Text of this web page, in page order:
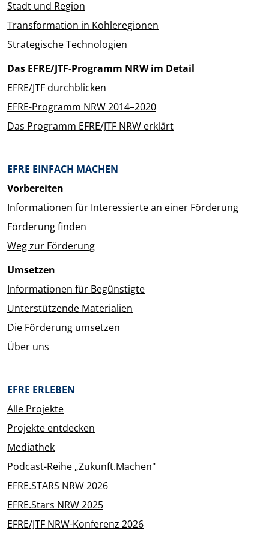
Stadt und Region
Transformation in Kohleregionen
Strategische Technologien
Das EFRE/JTF-Programm NRW im Detail
EFRE/JTF durchblicken
EFRE-Programm NRW 2014–2020
Das Programm EFRE/JTF NRW erklärt
EFRE EINFACH MACHEN
Vorbereiten
Informationen für Interessierte an einer Förderung
Förderung finden
Weg zur Förderung
Umsetzen
Informationen für Begünstigte
Unterstützende Materialien
Die Förderung umsetzen
Über uns
EFRE ERLEBEN
Alle Projekte
Projekte entdecken
Mediathek
Podcast-Reihe „Zukunft.Machen"
EFRE.STARS NRW 2026
EFRE.Stars NRW 2025
EFRE/JTF NRW-Konferenz 2026